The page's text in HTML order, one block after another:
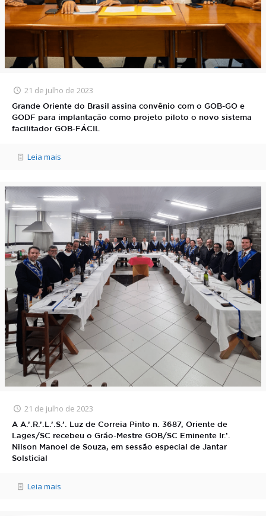
21 de julho de 2023
Grande Oriente do Brasil assina convênio com o GOB-GO e
GODF para implantação como projeto piloto o novo sistema
facilitador GOB-FÁCIL
Leia mais
21 de julho de 2023
A A.’.R.’.L.’.S.’. Luz de Correia Pinto n. 3687, Oriente de
Lages/SC recebeu o Grão-Mestre GOB/SC Eminente Ir.’.
Nilson Manoel de Souza, em sessão especial de Jantar
Solsticial
Leia mais